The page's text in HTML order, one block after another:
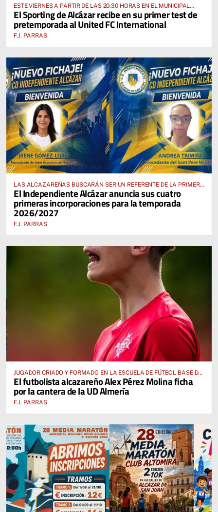
ESTE VIERNES A PARTIR DE LAS 20:30 HORAS EN EL MUNICIPAL
“MANUEL DELGADO MECO”
El Sporting de Alcázar recibe en su primer test de
pretemporada al United FC International
F.J. PARRAS
LAS ALCAZAREÑAS BUSCARÁN SER UN REFERENTE DE LA PRIMERA
AUTONÓMICA PREFERENTE FEMENINA
El Independiente Alcázar anuncia sus cuatro
primeras incorporaciones para la temporada
2026/2027
F.J. PARRAS
JUGADOR CRIADO Y FORMADO EN LA ESCUELA DE FÚTBOL BASE DE
ALCÁZAR DE SAN JUAN
El futbolista alcazareño Alex Pérez Molina ficha
por la cantera de la UD Almería
F.J. PARRAS